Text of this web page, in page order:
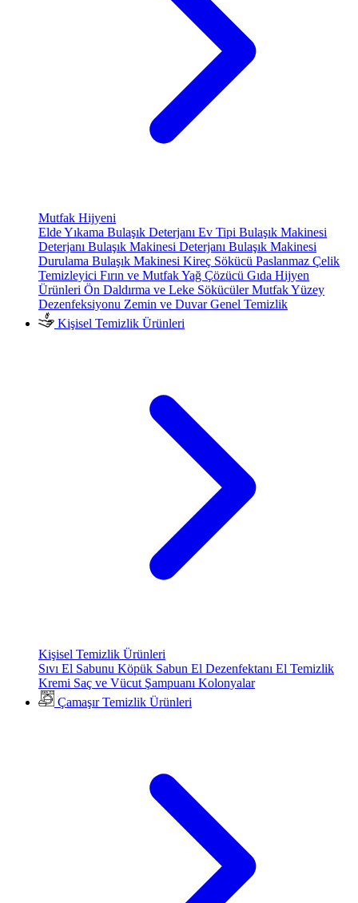
Mutfak Hijyeni
Elde Yıkama Bulaşık Deterjanı Ev Tipi Bulaşık Makinesi
Deterjanı Bulaşık Makinesi Deterjanı Bulaşık Makinesi
Durulama Bulaşık Makinesi Kireç Sökücü Paslanmaz Çelik
Temizleyici Fırın ve Mutfak Yağ Çözücü Gıda Hijyen
Ürünleri Ön Daldırma ve Leke SökücülerMutfak Yüzey
Dezenfeksiyonu Zemin ve Duvar Genel Temizlik
Kişisel Temizlik Ürünleri
Kişisel Temizlik Ürünleri
Sıvı El Sabunu Köpük Sabun El Dezenfektanı El Temizlik
Kremi Saç ve Vücut Şampuanı Kolonyalar
Çamaşır Temizlik Ürünleri